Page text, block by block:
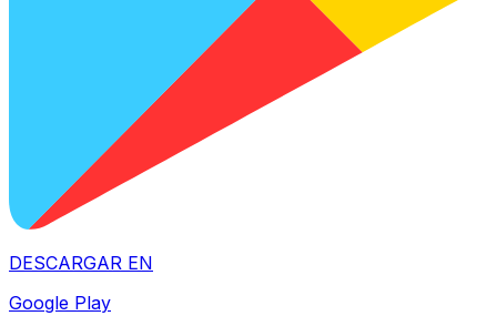
DESCARGAR EN
Google Play